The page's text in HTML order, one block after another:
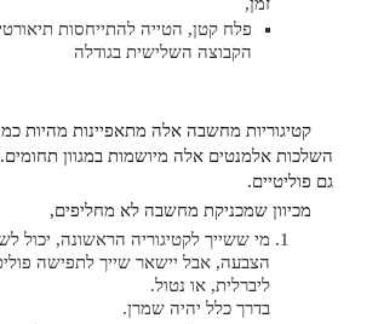
פלח קטן, הטייה להתייחסות
הקבוצה השלישית בגודלה
קטיגוריות מחשבה אלה מתאפיינות מהיות
השלכות אלמנטים אלה מיושמות במגוון תחומים.
גם פוליטיים.
מכיוון שמכניקת מחשבה לא מחליפים,
מי ששייך לקטיגוריה הראשונה, יכול
הצבעה, אבל יישאר שייך לתפישה
ליברלית, או נטול.
בדרך כלל יהיה שמרן.